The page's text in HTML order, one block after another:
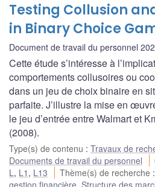
Testing Collusion
in Binary Choice
Document de travail du personnel
Cette étude s’intéresse à
comportements collusoires ou
dans un jeu de choix binaire en
parfaite. J’illustre la mise en
le jeu d’entrée entre Walmart et
(2008).
Type(s) de contenu : Travaux de
Documents de travail du personnel
L, L1 , L13 Thème(s) de recherche :